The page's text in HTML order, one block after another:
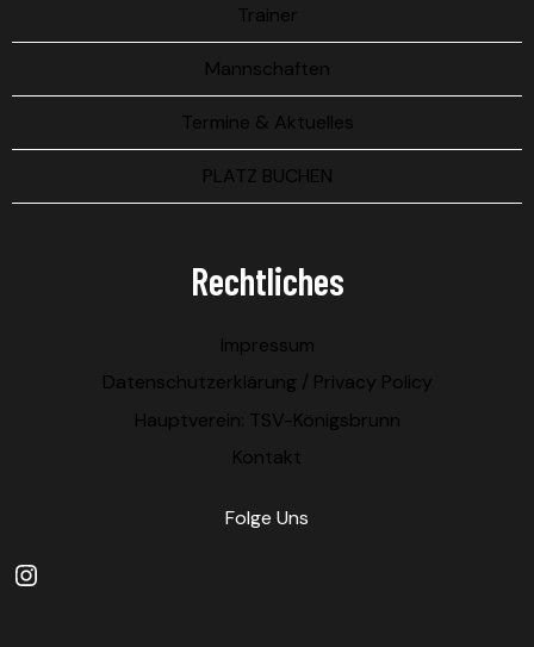
Trainer
Mannschaften
Termine & Aktuelles
PLATZ BUCHEN
Rechtliches
Impressum
Datenschutzerklärung / Privacy Policy
Hauptverein: TSV-Königsbrunn
Kontakt
Folge Uns